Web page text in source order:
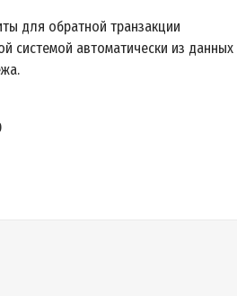
для обратной транзакции
системой автоматически из данных